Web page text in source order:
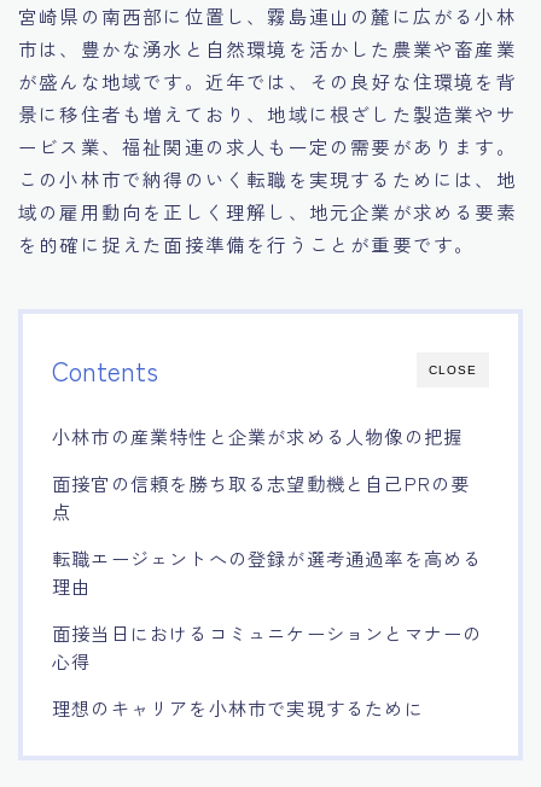
14.キャリアアップのための面接戦略
15.職場適応力をアピールする方法
16.エージェントと良好な関係を築く方法
17.面接でブランクを効果的に伝える方法
宮崎県の南西部に位置し、霧島連山の麓に広がる小林
市は、豊かな湧水と自然環境を活かした農業や畜産業
が盛んな地域です。近年では、その良好な住環境を背
景に移住者も増えており、地域に根ざした製造業やサ
ービス業、福祉関連の求人も一定の需要があります。
この小林市で納得のいく転職を実現するためには、地
域の雇用動向を正しく理解し、地元企業が求める要素
を的確に捉えた面接準備を行うことが重要です。
CLOSE
Contents
小林市の産業特性と企業が求める人物像の把握
面接官の信頼を勝ち取る志望動機と自己PRの要
点
転職エージェントへの登録が選考通過率を高める
理由
面接当日におけるコミュニケーションとマナーの
心得
理想のキャリアを小林市で実現するために